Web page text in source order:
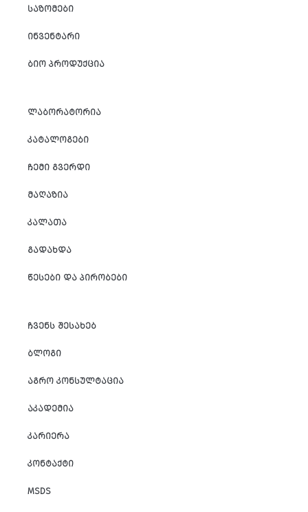
ᲡᲐᲖᲝᲛᲔᲑᲘ
ᲘᲜᲕᲔᲜᲢᲐᲠᲘ
ᲑᲘᲝ ᲞᲠᲝᲓᲣᲥᲪᲘᲐ
ᲚᲐᲑᲝᲠᲐᲢᲝᲠᲘᲐ
ᲙᲐᲢᲐᲚᲝᲒᲔᲑᲘ
ᲩᲔᲛᲘ ᲒᲕᲔᲠᲓᲘ
ᲛᲐᲦᲐᲖᲘᲐ
ᲙᲐᲚᲐᲗᲐ
ᲒᲐᲓᲐᲮᲓᲐ
ᲬᲔᲡᲔᲑᲘ ᲓᲐ ᲞᲘᲠᲝᲑᲔᲑᲘ
ᲩᲕᲔᲜᲡ ᲨᲔᲡᲐᲮᲔᲑ
ᲑᲚᲝᲒᲘ
ᲐᲒᲠᲝ ᲙᲝᲜᲡᲣᲚᲢᲐᲪᲘᲐ
ᲐᲙᲐᲓᲔᲛᲘᲐ
ᲙᲐᲠᲘᲔᲠᲐ
ᲙᲝᲜᲢᲐᲥᲢᲘ
MSDS